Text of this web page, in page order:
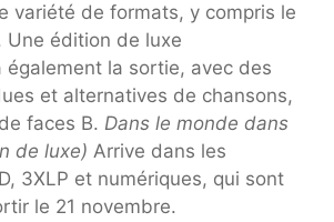
variété de formats, y compris le
Une édition de luxe
également la sortie, avec des
et alternatives de chansons,
faces B. Dans le monde dans
de luxe) Arrive dans les
3XLP et numériques, qui sont
le 21 novembre.